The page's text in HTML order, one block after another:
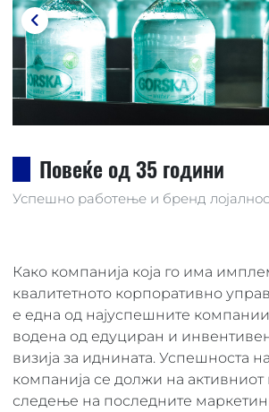
Повеќе од 35 години
Успешно работење и бренд
Како компанија која го има
квалитетното корпоративно
е една од најуспешните
водена од едуциран и инвентивен
визија за иднината. Успешноста
компанија се должи на
следење на последните